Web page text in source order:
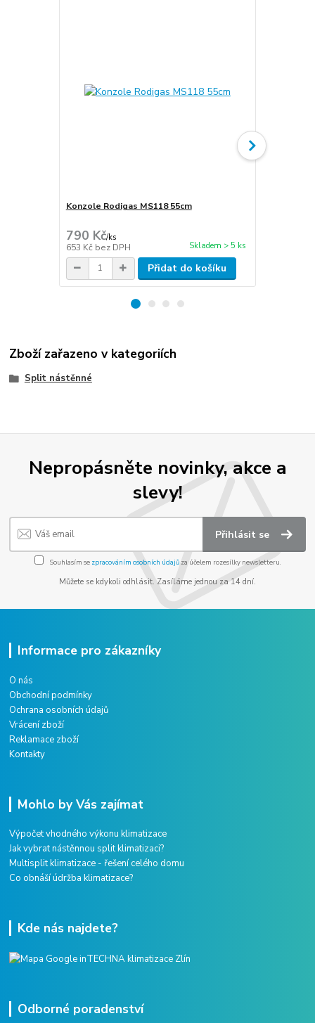
Konzole Rodigas MS118 55cm
790 Kč/ks
653 Kč bez DPH Skladem > 5 ks
Přidat do košíku
Zboží zařazeno v kategoriích
Split nástěnné
Nepropásněte novinky, akce a
slevy!
Přihlásit se
Souhlasím se zpracováním osobních údajůza účelem rozesílky newsletteru.
Můžete se kdykoli odhlásit. Zasíláme jednou za 14 dní.
Informace pro zákazníky
O nás
Obchodní podmínky
Ochrana osobních údajů
Vrácení zboží
Reklamace zboží
Kontakty
Mohlo by Vás zajímat
Výpočet vhodného výkonu klimatizace
Jak vybrat nástěnnou split klimatizaci?
Multisplit klimatizace - řešení celého domu
Co obnáší údržba klimatizace?
Kde nás najdete?
Odborné poradenství